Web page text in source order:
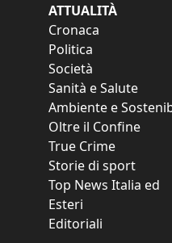
ATTUALITÀ
Cronaca
Politica
Società
Sanità e Salute
Ambiente e
Oltre il Confine
True Crime
Storie di sport
Top News Italia ed
Esteri
Editoriali